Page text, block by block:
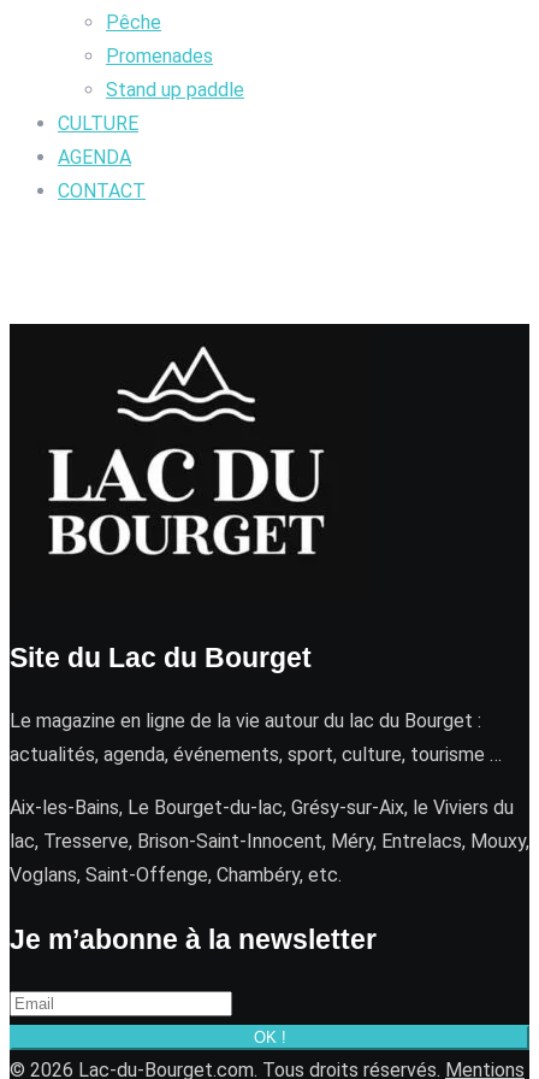
Pêche
Promenades
Stand up paddle
CULTURE
AGENDA
CONTACT
Site du Lac du Bourget
Le magazine en ligne de la vie autour du lac du Bourget :
actualités, agenda, événements, sport, culture, tourisme …
Aix-les-Bains, Le Bourget-du-lac, Grésy-sur-Aix, le Viviers du
lac, Tresserve, Brison-Saint-Innocent, Méry, Entrelacs, Mouxy,
Voglans, Saint-Offenge, Chambéry, etc.
Je m’abonne à la newsletter
OK !
© 2026 Lac-du-Bourget.com. Tous droits réservés. Mentions